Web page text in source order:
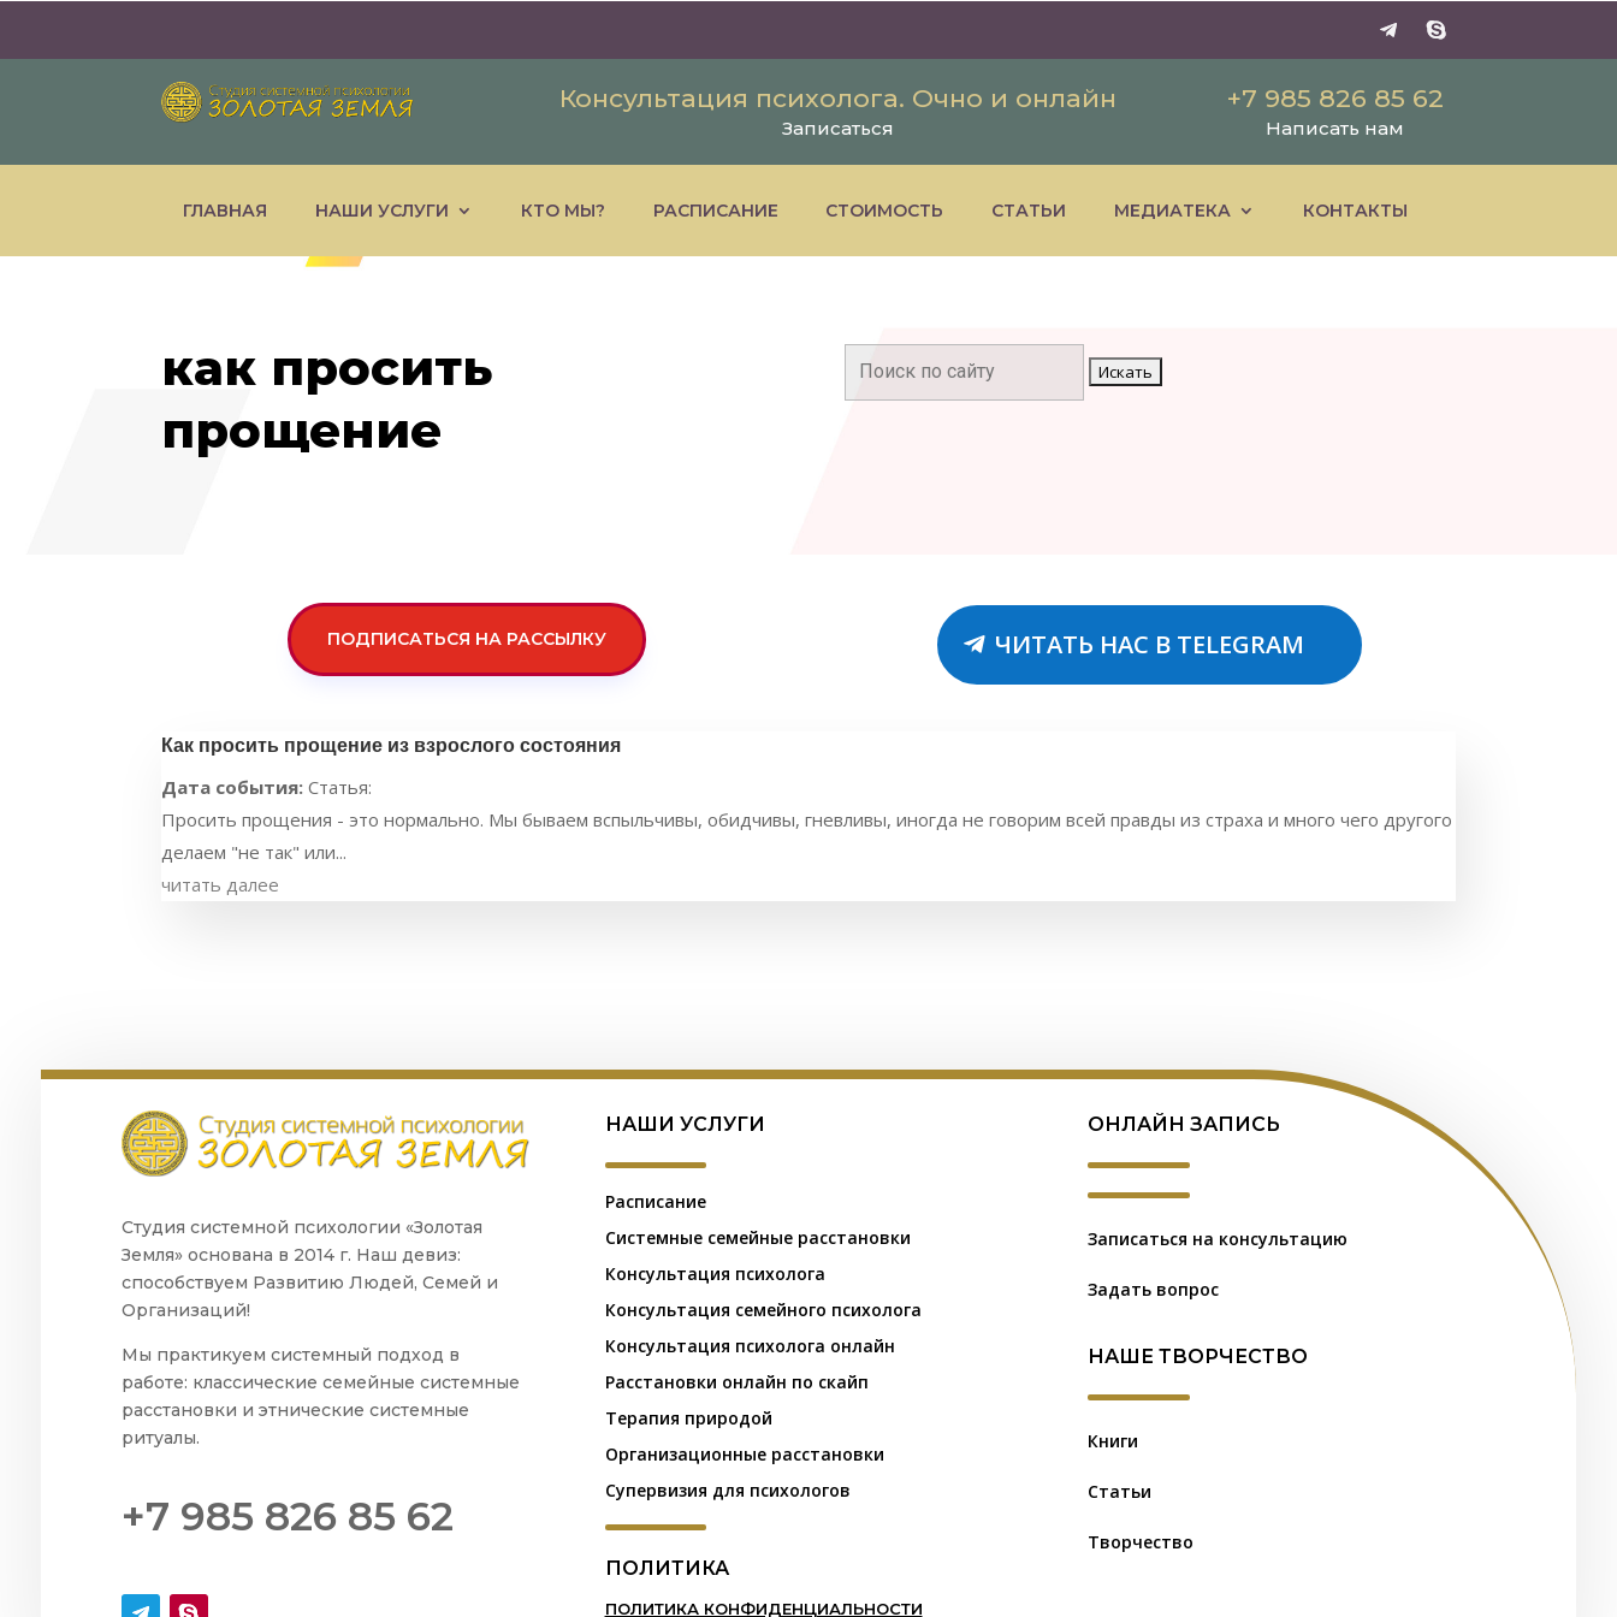
Консультация психолога. Очно и онлайн
Записаться
+7 985 826 85 62
Написать нам
ГЛАВНАЯ НАШИ УСЛУГИ КТО МЫ? РАСПИСАНИЕ СТОИМОСТЬ СТАТЬИ МЕДИАТЕКА КОНТАКТЫ
как просить
прощение
ПОДПИСАТЬСЯ НА РАССЫЛКУ ЧИТАТЬ НАС В TELEGRAM
Как просить прощение из взрослого состояния
Дата события:Статья:
Просить прощения - это нормально. Мы бываем вспыльчивы, обидчивы, гневливы, иногда не говорим всей правды из страха и много чего другого
делаем "не так" или...
читать далее
Студия системной психологии «Золотая
Земля» основана в 2014 г. Наш девиз:
способствуем Развитию Людей, Семей и
Организаций!
Мы практикуем системный подход в
работе: классические семейные системные
расстановки и этнические системные
ритуалы.
+7 985 826 85 62
НАШИ УСЛУГИ
Расписание
Системные семейные расстановки
Консультация психолога
Консультация семейного психолога
Консультация психолога онлайн
Расстановки онлайн по скайп
Терапия природой
Организационные расстановки
Супервизия для психологов
ПОЛИТИКА
ПОЛИТИКА КОНФИДЕНЦИАЛЬНОСТИ
ОНЛАЙН ЗАПИСЬ
Записаться на консультацию
Задать вопрос
НАШЕ ТВОРЧЕСТВО
Книги
Статьи
Творчество